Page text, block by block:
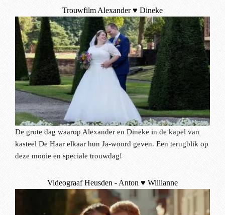
Trouwfilm Alexander ♥ Dineke
De grote dag waarop Alexander en Dineke in de kapel van
kasteel De Haar elkaar hun Ja-woord geven. Een terugblik op
deze mooie en speciale trouwdag!
Videograaf Heusden - Anton ♥ Willianne